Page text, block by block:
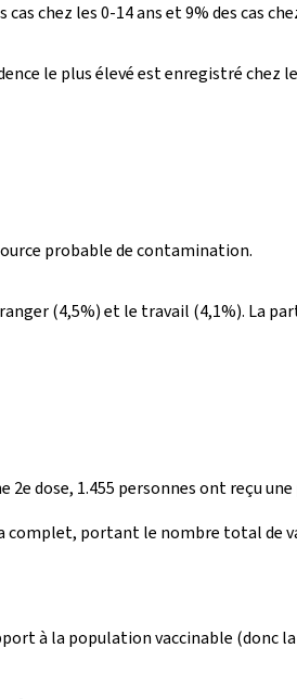
chez les 0-14 ans et 9% des cas
le plus élevé est enregistré chez
probable de contamination.
(4,5%) et le travail (4,1%). La
2e dose, 1.455 personnes ont reçu
complet, portant le nombre total de
à la population vaccinable (donc